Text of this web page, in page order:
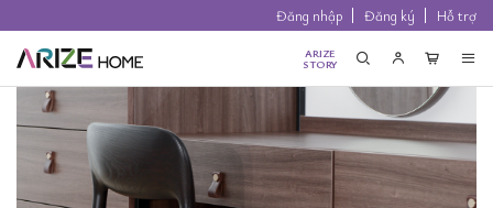
Đăng nhập Đăng ký Hỗ trợ
ARIZE
STORY